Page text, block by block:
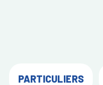
PARTICULIERS